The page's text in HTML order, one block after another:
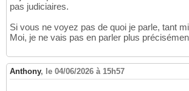
pas judiciaires.
Si vous ne voyez pas de quoi je parle, tant
Moi, je ne vais pas en parler plus
Anthony, le 04/06/2026 à 15h57